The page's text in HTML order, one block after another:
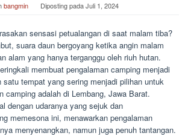
bangmin Diposting padaJuli 1, 2024
sensasi petualangan di saat malam tiba?
suara daun bergoyang ketika angin malam
alam yang hanya terganggu oleh riuh hutan.
membuat pengalaman camping menjadi
tempat yang sering menjadi pilihan untuk
camping adalah di Lembang, Jawa Barat.
dengan udaranya yang sejuk dan
memesona ini, menawarkan pengalaman
menyenangkan, namun juga penuh tantangan.